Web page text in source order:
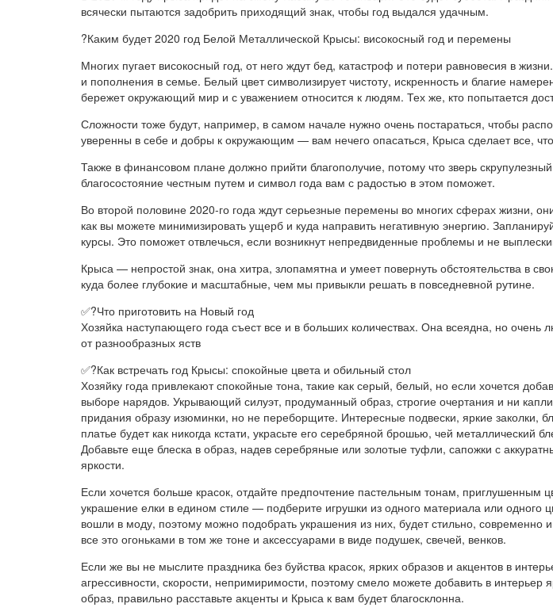
всячески пытаются задобрить приходящий знак, чтобы год выдался удачным.
?Каким будет 2020 год Белой Металлической Крысы: високосный год и перемены
Многих пугает високосный год, от него ждут бед, катастроф и потери равновесия в
и пополнения в семье. Белый цвет символизирует чистоту, искренность и благие
бережет окружающий мир и с уважением относится к людям. Тех же, кто попытается
Сложности тоже будут, например, в самом начале нужно очень постараться, чтобы
уверенны в себе и добры к окружающим — вам нечего опасаться, Крыса сделает все,
Также в финансовом плане должно прийти благополучие, потому что зверь
благосостояние честным путем и символ года вам с радостью в этом поможет.
Во второй половине 2020-го года ждут серьезные перемены во многих сферах жизни,
как вы можете минимизировать ущерб и куда направить негативную энергию.
курсы. Это поможет отвлечься, если возникнут непредвиденные проблемы и не
Крыса — непростой знак, она хитра, злопамятна и умеет повернуть обстоятельства в
куда более глубокие и масштабные, чем мы привыкли решать в повседневной рутине.
✅?Что приготовить на Новый год
Хозяйка наступающего года съест все и в больших количествах. Она всеядна, но
от разнообразных яств
✅?Как встречать год Крысы: спокойные цвета и обильный стол
Хозяйку года привлекают спокойные тона, такие как серый, белый, но если хочется
выборе нарядов. Укрывающий силуэт, продуманный образ, строгие очертания и ни
придания образу изюминки, но не переборщите. Интересные подвески, яркие
платье будет как никогда кстати, украсьте его серебряной брошью, чей
Добавьте еще блеска в образ, надев серебряные или золотые туфли, сапожки с
яркости.
Если хочется больше красок, отдайте предпочтение пастельным тонам,
украшение елки в едином стиле — подберите игрушки из одного материала или
вошли в моду, поэтому можно подобрать украшения из них, будет стильно,
все это огоньками в том же тоне и аксессуарами в виде подушек, свечей, венков.
Если же вы не мыслите праздника без буйства красок, ярких образов и акцентов в
агрессивности, скорости, непримиримости, поэтому смело можете добавить в
образ, правильно расставьте акценты и Крыса к вам будет благосклонна.